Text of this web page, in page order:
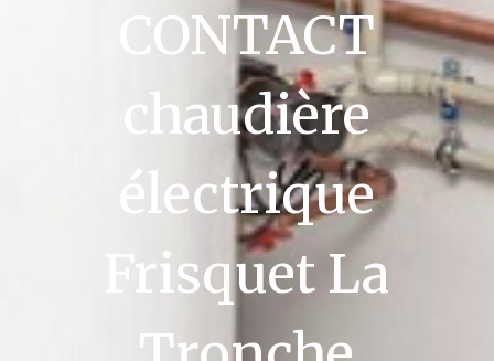
CONTACT
chaudière
électrique
Frisquet La